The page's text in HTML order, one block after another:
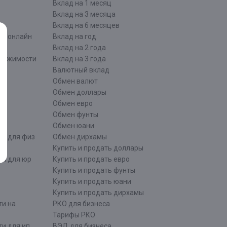
онлайн
для физ
для юр
на
Вклад на 1 месяц
Вклад на 3 месяца
Вклад на 6 месяцев
Вклад на год
Вклад на 2 года
Вклад на 3 года
Валютный вклад
Обмен валют
Обмен доллары
Обмен евро
Обмен фунты
Обмен юани
Обмен дирхамы
Купить и продать доллары
Купить и продать евро
Купить и продать фунты
Купить и продать юани
Купить и продать дирхамы
РКО для бизнеса
Тарифы РКО